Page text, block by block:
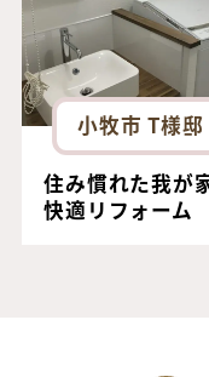
小牧市 T様邸
住み慣れた我が
快適リフォーム